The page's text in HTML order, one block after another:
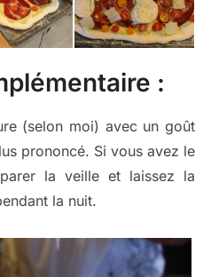
:
(selon moi) avec un goût
prononcé. Si vous avez le
la veille et laissez la
la nuit.